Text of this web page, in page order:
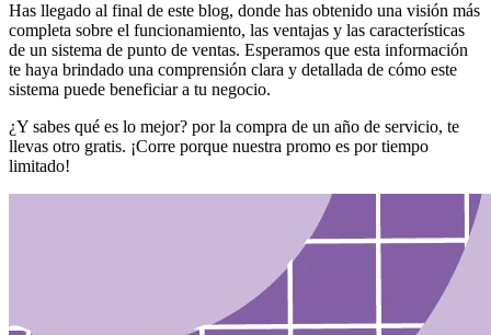
Has llegado al final de este blog, donde has obtenido una visión más
completa sobre el funcionamiento, las ventajas y las características
de un sistema de punto de ventas. Esperamos que esta información
te haya brindado una comprensión clara y detallada de cómo este
sistema puede beneficiar a tu negocio.
¿Y sabes qué es lo mejor? por la compra de un año de servicio, te
llevas otro gratis. ¡Corre porque nuestra promo es por tiempo
limitado!